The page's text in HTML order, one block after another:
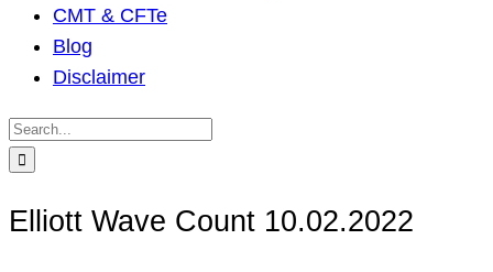
CMT & CFTe
Blog
Disclaimer
Search
for:
Elliott Wave Count 10.02.2022